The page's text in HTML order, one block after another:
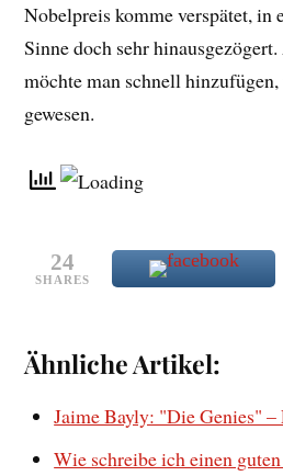
Nobelpreis komme verspätet, in
Sinne doch sehr
möchte man schnell
gewesen.
24
SHARES
Ähnliche Artikel:
Jaime Bayly: "Die Genies"
Wie schreibe ich einen